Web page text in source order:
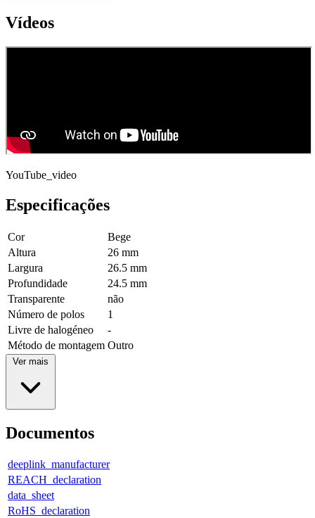
Vídeos
YouTube_video
Especificações
Cor
Bege
Altura
26 mm
Largura
26.5 mm
Profundidade
24.5 mm
Transparente
não
Número de polos
1
Livre de halogéneo
-
Método de montagem Outro
Ver mais
Documentos
deeplink_manufacturer
REACH_declaration
data_sheet
RoHS_declaration